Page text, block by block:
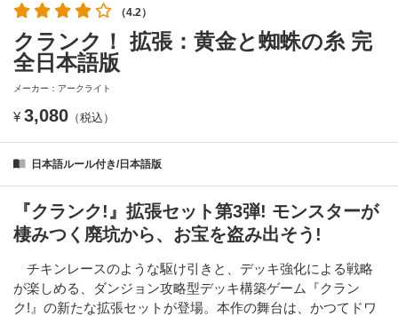
（4.2）
クランク！ 拡張：黄金と蜘蛛の糸 完
全日本語版
メーカー：アークライト
¥ 3,080 （税込）
日本語ルール付き/日本語版
『クランク!』拡張セット第3弾! モンスターが
棲みつく廃坑から、お宝を盗み出そう!
チキンレースのような駆け引きと、デッキ強化による戦略
が楽しめる、ダンジョン攻略型デッキ構築ゲーム『クラン
ク!』の新たな拡張セットが登場。本作の舞台は、かつてドワ